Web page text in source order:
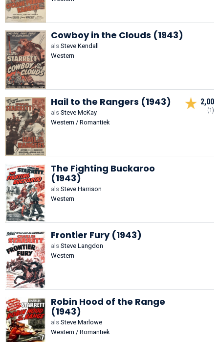
Cowboy in the Clouds (1943)
als Steve Kendall
Western
Hail to the Rangers (1943)
als Steve McKay
Western / Romantiek
2,00
(1)
The Fighting Buckaroo
(1943)
als Steve Harrison
Western
Frontier Fury (1943)
als Steve Langdon
Western
Robin Hood of the Range
(1943)
als Steve Marlowe
Western / Romantiek